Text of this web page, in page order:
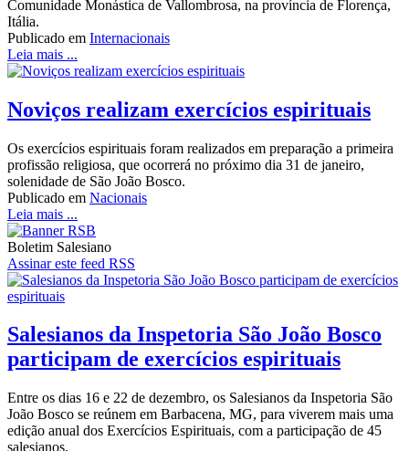
Comunidade Monástica de Vallombrosa, na província de Florença,
Itália.
Publicado em Internacionais
Leia mais ...
Noviços realizam exercícios espirituais
Os exercícios espirituais foram realizados em preparação a primeira
profissão religiosa, que ocorrerá no próximo dia 31 de janeiro,
solenidade de São João Bosco.
Publicado em Nacionais
Leia mais ...
Boletim Salesiano
Assinar este feed RSS
Salesianos da Inspetoria São João Bosco
participam de exercícios espirituais
Entre os dias 16 e 22 de dezembro, os Salesianos da Inspetoria São
João Bosco se reúnem em Barbacena, MG, para viverem mais uma
edição anual dos Exercícios Espirituais, com a participação de 45
salesianos.